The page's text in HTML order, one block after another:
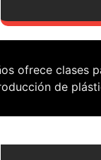
ofrece clases
de